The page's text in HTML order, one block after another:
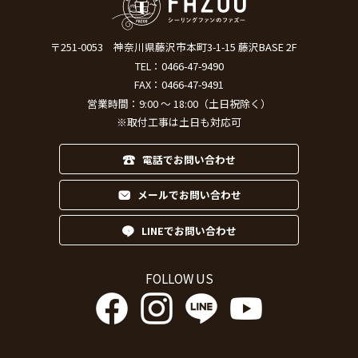
〒251-0053
神奈川県藤沢市本町3-1-15 藤沢BASE 2F
TEL： 0466-47-9490
FAX：0466-47-9491
営業時間：9:00 ～ 18:00（土日祝除く）
※取付工事は土日も対応可
電話でお問い合わせ
メールでお問い合わせ
LINEでお問い合わせ
FOLLOW US